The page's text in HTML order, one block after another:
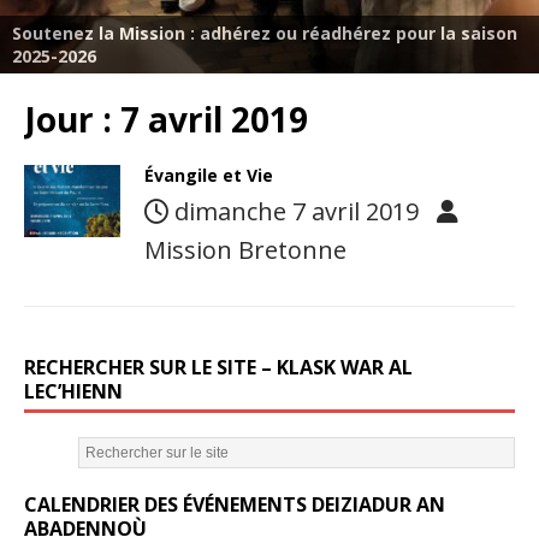
Soutenez la Mission : adhérez ou réadhérez pour la saison
2025-2026
Jour : 7 avril 2019
Évangile et Vie
dimanche 7 avril 2019
Mission Bretonne
RECHERCHER SUR LE SITE – KLASK WAR AL
LEC’HIENN
CALENDRIER DES ÉVÉNEMENTS DEIZIADUR AN
ABADENNOÙ